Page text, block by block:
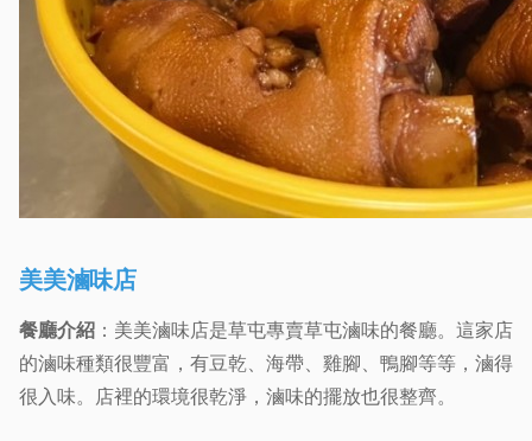
美美滷味店
餐廳介紹 ：美美滷味店是草屯專賣草屯滷味的餐廳。這家店
的滷味種類很豐富，有豆乾、海帶、雞腳、鴨腳等等，滷得
很入味。店裡的環境很乾淨，滷味的擺放也很整齊。